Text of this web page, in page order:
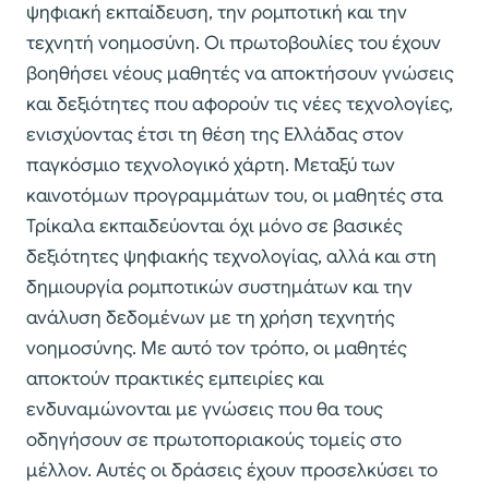
ψηφιακή εκπαίδευση, την ρομποτική και την
τεχνητή νοημοσύνη. Οι πρωτοβουλίες του έχουν
βοηθήσει νέους μαθητές να αποκτήσουν γνώσεις
και δεξιότητες που αφορούν τις νέες τεχνολογίες,
ενισχύοντας έτσι τη θέση της Ελλάδας στον
παγκόσμιο τεχνολογικό χάρτη. Μεταξύ των
καινοτόμων προγραμμάτων του, οι μαθητές στα
Τρίκαλα εκπαιδεύονται όχι μόνο σε βασικές
δεξιότητες ψηφιακής τεχνολογίας, αλλά και στη
δημιουργία ρομποτικών συστημάτων και την
ανάλυση δεδομένων με τη χρήση τεχνητής
νοημοσύνης. Με αυτό τον τρόπο, οι μαθητές
αποκτούν πρακτικές εμπειρίες και
ενδυναμώνονται με γνώσεις που θα τους
οδηγήσουν σε πρωτοποριακούς τομείς στο
μέλλον. Αυτές οι δράσεις έχουν προσελκύσει το